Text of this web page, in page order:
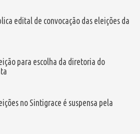
edital de convocação das eleições da
para escolha da diretoria do
no Sintigrace é suspensa pela